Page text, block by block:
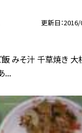
更新日
飯 みそ汁 千草焼き
...